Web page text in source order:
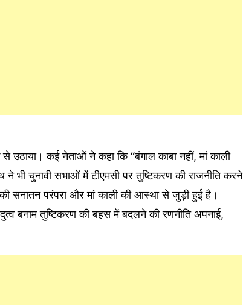
उठाया। कई नेताओं ने कहा कि “बंगाल काबा नहीं, मां काली
भी चुनावी सभाओं में टीएमसी पर तुष्टिकरण की राजनीति करने
सनातन परंपरा और मां काली की आस्था से जुड़ी हुई है।
बनाम तुष्टिकरण की बहस में बदलने की रणनीति अपनाई,